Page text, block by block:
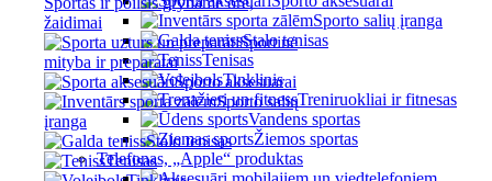
žaidimai
Sportinė
mityba ir preparatai
Sporto aksesuarai
Sporto salių
įranga
Stalo tenisas
Tenisas
Sporto salių įranga
Stalo tenisas
Tenisas
Tinklinis
Treniruokliai ir fitnesas
Vandens sportas
Žiemos sportas
Telefonas, „Apple“ produktas